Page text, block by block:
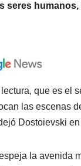
seres
que es el
las escenas
Dostoievski en
la avenida